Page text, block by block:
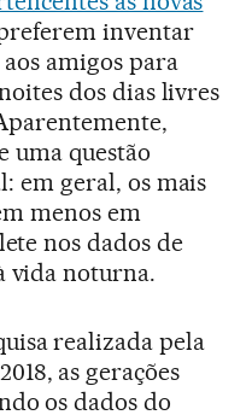
inventar
amigos para
dos dias livres
uma questão
em geral, os mais
menos em
nos dados de
vida noturna.
realizada pela
as gerações
os dados do